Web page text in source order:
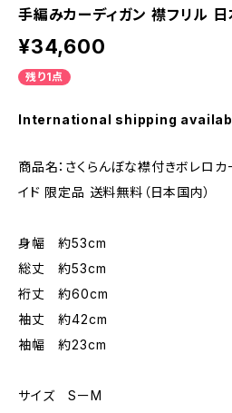
手編みカーディガン 襟フリル
¥34,600
残り1点
International shipping
商品名：さくらんぼな襟付きボレロ
イド 限定品 送料無料（日本国内）
身幅 約53cm
総丈 約53cm
裄丈 約60cm
袖丈 約42cm
袖幅 約23cm
サイズ SーM